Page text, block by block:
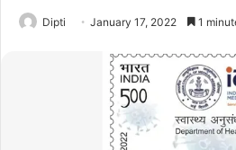
Dipti January 17, 2022 1